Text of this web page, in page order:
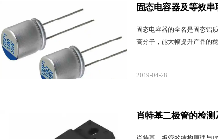
固态电容器及等效
固态电容器的全名是固态铝
高分子，能大幅提升产品的
2019-04-28
肖特基二极管的检